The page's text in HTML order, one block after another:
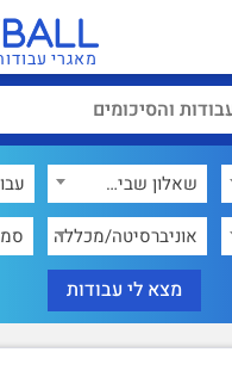
מאגרי
שאלון שביעות רצון
אוניברסיטה/מכללה